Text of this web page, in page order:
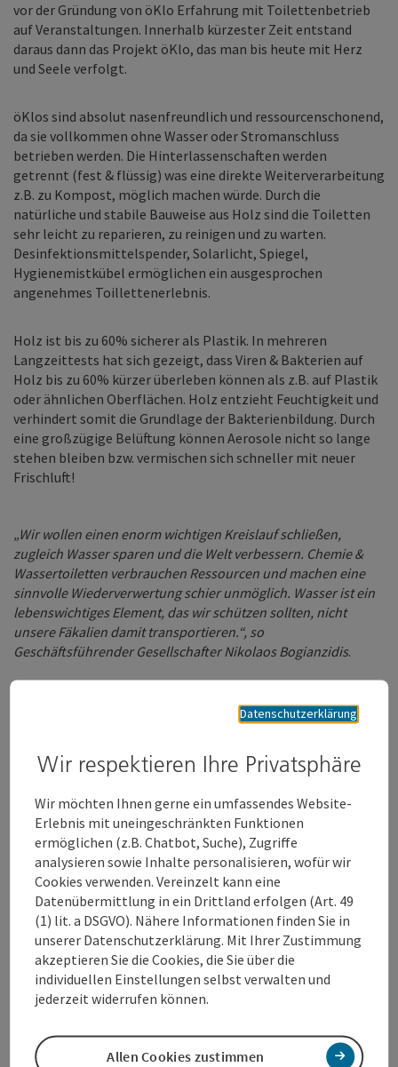
vor der Gründung von öKlo Erfahrung mit Toilettenbetrieb
auf Veranstaltungen. Innerhalb kürzester Zeit entstand
daraus dann das Projekt öKlo, das man bis heute mit Herz
und Seele verfolgt.
öKlos sind absolut nasenfreundlich und ressourcenschonend,
da sie vollkommen ohne Wasser oder Stromanschluss
betrieben werden. Die Hinterlassenschaften werden
getrennt (fest & flüssig) was eine direkte Weiterverarbeitung
z.B. zu Kompost, möglich machen würde. Durch die
natürliche und stabile Bauweise aus Holz sind die Toiletten
sehr leicht zu reparieren, zu reinigen und zu warten.
Desinfektionsmittelspender, Solarlicht, Spiegel,
Hygienemistkübel ermöglichen ein ausgesprochen
angenehmes Toillettenerlebnis.
Holz ist bis zu 60% sicherer als Plastik. In mehreren
Langzeittests hat sich gezeigt, dass Viren & Bakterien auf
Holz bis zu 60% kürzer überleben können als z.B. auf Plastik
oder ähnlichen Oberflächen. Holz entzieht Feuchtigkeit und
verhindert somit die Grundlage der Bakterienbildung. Durch
eine großzügige Belüftung können Aerosole nicht so lange
stehen bleiben bzw. vermischen sich schneller mit neuer
Frischluft!
„Wir wollen einen enorm wichtigen Kreislauf schließen,
zugleich Wasser sparen und die Welt verbessern. Chemie &
Wassertoiletten verbrauchen Ressourcen und machen eine
sinnvolle Wiederverwertung schier unmöglich. Wasser ist ein
lebenswichtiges Element, das wir schützen sollten, nicht
unsere Fäkalien damit transportieren.“, so
Geschäftsführender Gesellschafter Nikolaos Bogianzidis.
„Nachhaltigkeit ist ein oft überstrapazierter Begriff. Wir
denken an die Zukunft und die Zukunft unserer Kinder und
wir ihn vorgefunden haben. Ob man das Bio, nachhaltig oder
die unsere Welt besser werden lassen - sie gehören nur
eingesetzt, so Philipp Wildberger (Mitgesellschafter und für
Vertrieb und Entsorgung in Wels zuständig).
Am 21. Juni 2021 fand nun ein Betriebsbesuch in der neuen
Niederlassung Wels mit politischen Vertretern der Stadt
Wels und Partnern des Netzwerkes „Wirtschaftsservice Wels“
statt.
weitere Mitarbeiter für Wachstum und weitere
Vertragspartner in der Region gesucht.
Datenschutzerklärung
Wir respektieren Ihre Privatsphäre
Wir möchten Ihnen gerne ein umfassendes Website-
Erlebnis mit uneingeschränkten Funktionen
ermöglichen (z.B. Chatbot, Suche), Zugriffe
analysieren sowie Inhalte personalisieren, wofür wir
Cookies verwenden. Vereinzelt kann eine
Datenübermittlung in ein Drittland erfolgen (Art. 49
(1) lit. a DSGVO). Nähere Informationen finden Sie in
unserer Datenschutzerklärung. Mit Ihrer Zustimmung
akzeptieren Sie die Cookies, die Sie über die
individuellen Einstellungen selbst verwalten und
jederzeit widerrufen können.
Allen Cookies zustimmen